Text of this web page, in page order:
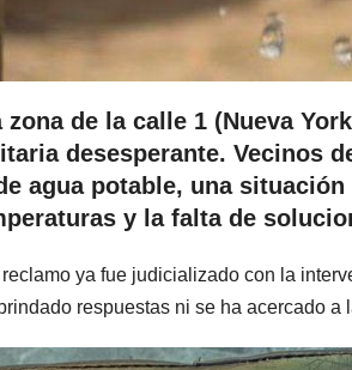
de la calle 1 (Nueva
desesperante. Vecinos
agua potable, una
y la falta de
ya fue judicializado con la
respuestas ni se ha acercado a